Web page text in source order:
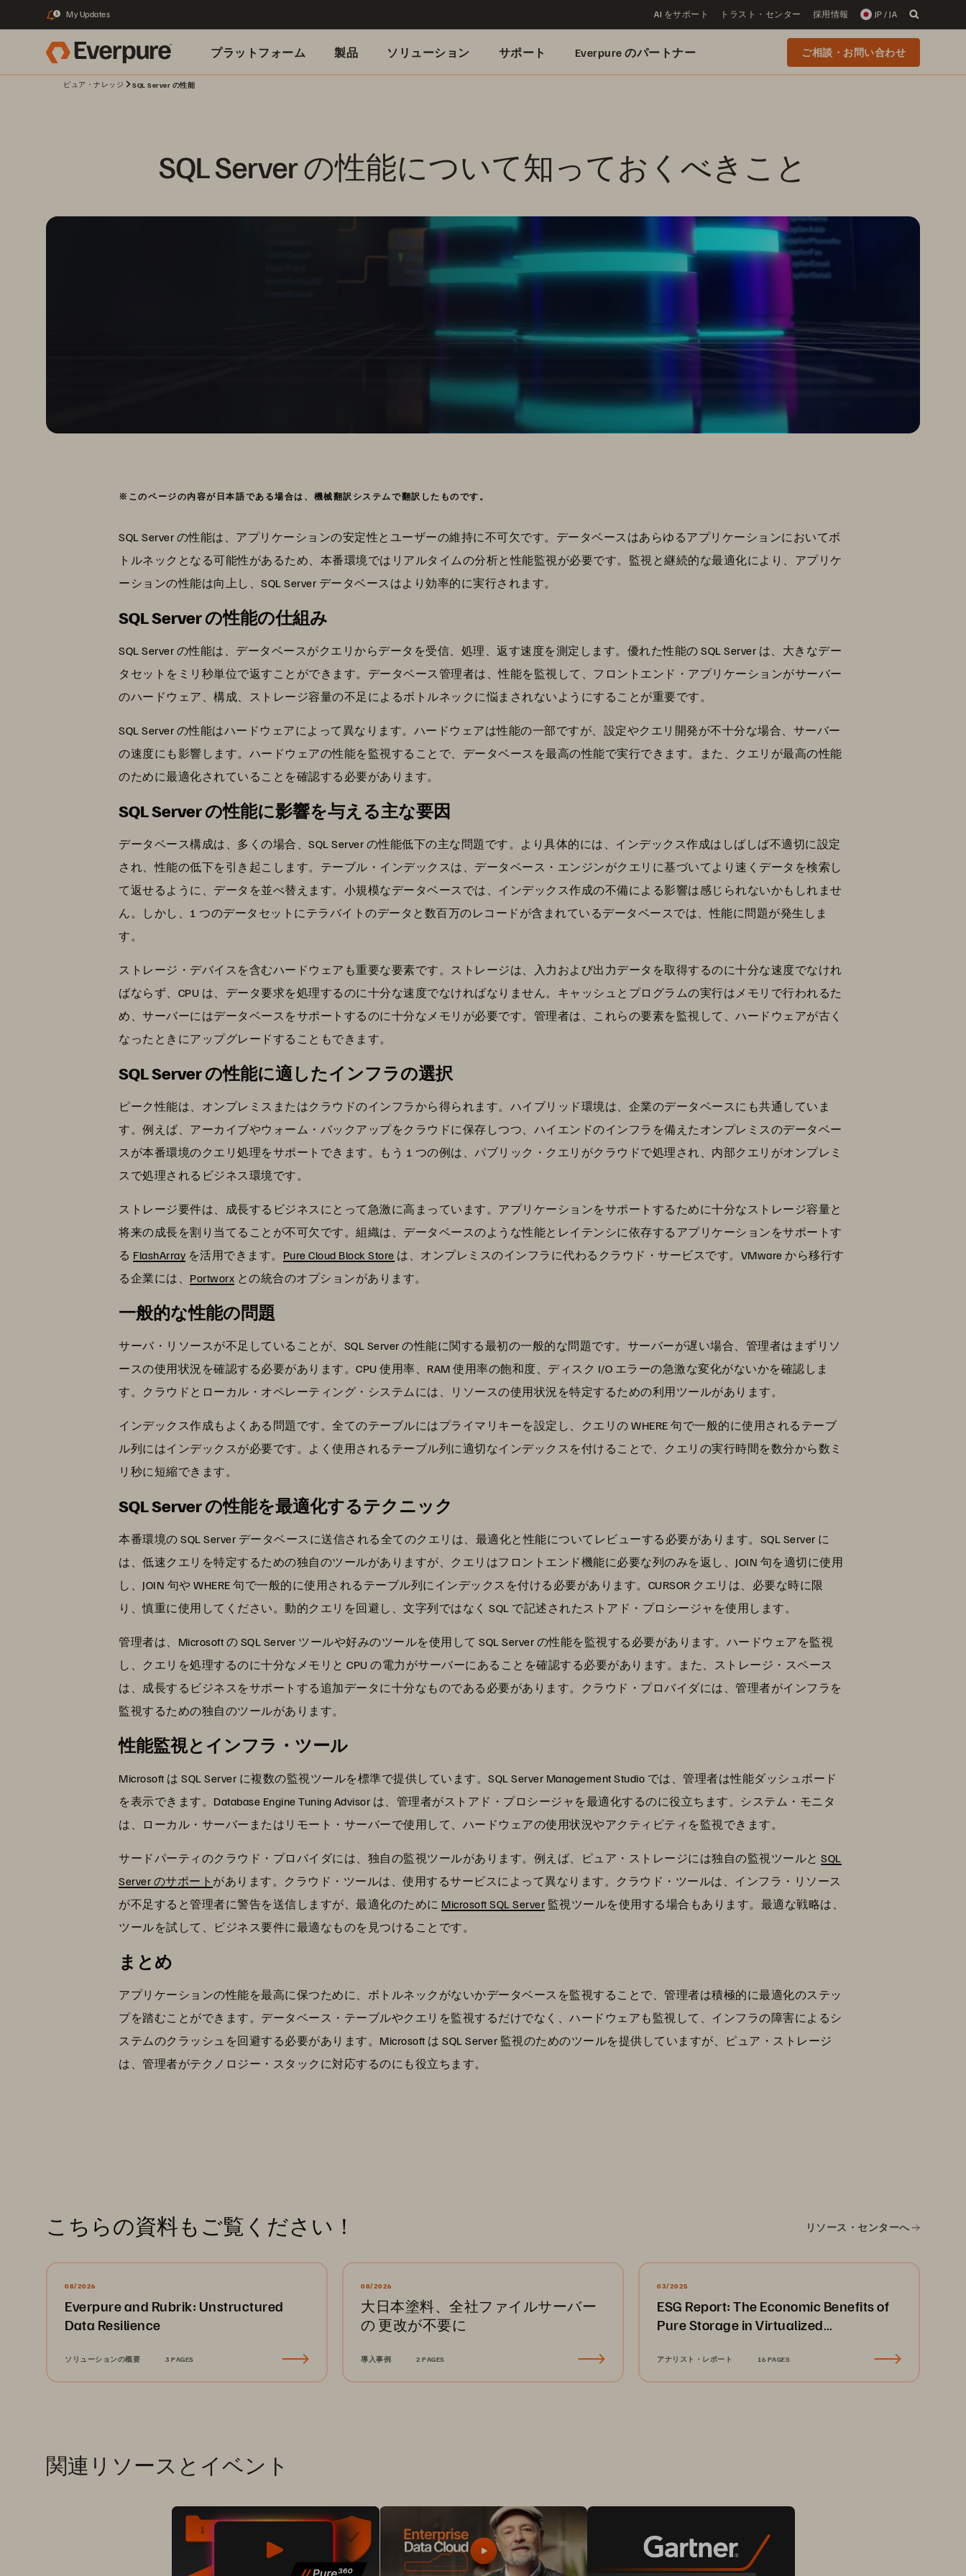
1 My Updates AI をサポート トラスト・センター 採用情報 JP / JA
プラットフォーム 製品 ソリューション サポート Everpure のパートナー ご相談・お問い合わせ
ピュア・ナレッジ SQL Server の性能
SQL Server の性能について知っておくべきこと
※このページの内容が日本語である場合は、機械翻訳システムで翻訳したものです。
SQL Server の性能は、アプリケーションの安定性とユーザーの維持に不可欠です。データベースはあらゆるアプリケーションにおいてボ
トルネックとなる可能性があるため、本番環境ではリアルタイムの分析と性能監視が必要です。監視と継続的な最適化により、アプリケ
ーションの性能は向上し、SQL Server データベースはより効率的に実行されます。
SQL Server の性能の仕組み
SQL Server の性能は、データベースがクエリからデータを受信、処理、返す速度を測定します。優れた性能の SQL Server は、大きなデー
タセットをミリ秒単位で返すことができます。データベース管理者は、性能を監視して、フロントエンド・アプリケーションがサーバー
のハードウェア、構成、ストレージ容量の不足によるボトルネックに悩まされないようにすることが重要です。
SQL Server の性能はハードウェアによって異なります。ハードウェアは性能の一部ですが、設定やクエリ開発が不十分な場合、サーバー
の速度にも影響します。ハードウェアの性能を監視することで、データベースを最高の性能で実行できます。また、クエリが最高の性能
のために最適化されていることを確認する必要があります。
SQL Server の性能に影響を与える主な要因
データベース構成は、多くの場合、SQL Server の性能低下の主な問題です。より具体的には、インデックス作成はしばしば不適切に設定
され、性能の低下を引き起こします。テーブル・インデックスは、データベース・エンジンがクエリに基づいてより速くデータを検索し
て返せるように、データを並べ替えます。小規模なデータベースでは、インデックス作成の不備による影響は感じられないかもしれませ
ん。しかし、1 つのデータセットにテラバイトのデータと数百万のレコードが含まれているデータベースでは、性能に問題が発生しま
す。
ストレージ・デバイスを含むハードウェアも重要な要素です。ストレージは、入力および出力データを取得するのに十分な速度でなけれ
ばならず、CPU は、データ要求を処理するのに十分な速度でなければなりません。キャッシュとプログラムの実行はメモリで行われるた
め、サーバーにはデータベースをサポートするのに十分なメモリが必要です。管理者は、これらの要素を監視して、ハードウェアが古く
なったときにアップグレードすることもできます。
SQL Server の性能に適したインフラの選択
ピーク性能は、オンプレミスまたはクラウドのインフラから得られます。ハイブリッド環境は、企業のデータベースにも共通していま
す。例えば、アーカイブやウォーム・バックアップをクラウドに保存しつつ、ハイエンドのインフラを備えたオンプレミスのデータベー
スが本番環境のクエリ処理をサポートできます。もう 1 つの例は、パブリック・クエリがクラウドで処理され、内部クエリがオンプレミ
スで処理されるビジネス環境です。
ストレージ要件は、成長するビジネスにとって急激に高まっています。アプリケーションをサポートするために十分なストレージ容量と
将来の成長を割り当てることが不可欠です。組織は、データベースのような性能とレイテンシに依存するアプリケーションをサポートす
る FlashArray を活用できます。 Pure Cloud Block Store は、オンプレミスのインフラに代わるクラウド・サービスです。VMware から移行す
る企業には、 Portworx との統合のオプションがあります。
一般的な性能の問題
サーバ・リソースが不足していることが、SQL Server の性能に関する最初の一般的な問題です。サーバーが遅い場合、管理者はまずリソ
ースの使用状況を確認する必要があります。CPU 使用率、RAM 使用率の飽和度、ディスク I/O エラーの急激な変化がないかを確認しま
す。クラウドとローカル・オペレーティング・システムには、リソースの使用状況を特定するための利用ツールがあります。
インデックス作成もよくある問題です。全てのテーブルにはプライマリキーを設定し、クエリの WHERE 句で一般的に使用されるテーブ
ル列にはインデックスが必要です。よく使用されるテーブル列に適切なインデックスを付けることで、クエリの実行時間を数分から数ミ
リ秒に短縮できます。
SQL Server の性能を最適化するテクニック
本番環境の SQL Server データベースに送信される全てのクエリは、最適化と性能についてレビューする必要があります。SQL Server に
は、低速クエリを特定するための独自のツールがありますが、クエリはフロントエンド機能に必要な列のみを返し、JOIN 句を適切に使用
し、JOIN 句や WHERE 句で一般的に使用されるテーブル列にインデックスを付ける必要があります。CURSOR クエリは、必要な時に限
り、慎重に使用してください。動的クエリを回避し、文字列ではなく SQL で記述されたストアド・プロシージャを使用します。
管理者は、Microsoft の SQL Server ツールや好みのツールを使用して SQL Server の性能を監視する必要があります。ハードウェアを監視
し、クエリを処理するのに十分なメモリと CPU の電力がサーバーにあることを確認する必要があります。また、ストレージ・スペース
は、成長するビジネスをサポートする追加データに十分なものである必要があります。クラウド・プロバイダには、管理者がインフラを
監視するための独自のツールがあります。
性能監視とインフラ・ツール
Microsoft は SQL Server に複数の監視ツールを標準で提供しています。SQL Server Management Studio では、管理者は性能ダッシュボード
を表示できます。Database Engine Tuning Advisor は、管理者がストアド・プロシージャを最適化するのに役立ちます。システム・モニタ
は、ローカル・サーバーまたはリモート・サーバーで使用して、ハードウェアの使用状況やアクティビティを監視できます。
サードパーティのクラウド・プロバイダには、独自の監視ツールがあります。例えば、ピュア・ストレージには独自の監視ツールとSQL
Server のサポート があります。クラウド・ツールは、使用するサービスによって異なります。クラウド・ツールは、インフラ・リソース
が不足すると管理者に警告を送信しますが、最適化のために Microsoft SQL Server 監視ツールを使用する場合もあります。最適な戦略は、
ツールを試して、ビジネス要件に最適なものを見つけることです。
まとめ
アプリケーションの性能を最高に保つために、ボトルネックがないかデータベースを監視することで、管理者は積極的に最適化のステッ
プを踏むことができます。データベース・テーブルやクエリを監視するだけでなく、ハードウェアも監視して、インフラの障害によるシ
ステムのクラッシュを回避する必要があります。Microsoft は SQL Server 監視のためのツールを提供していますが、ピュア・ストレージ
は、管理者がテクノロジー・スタックに対応するのにも役立ちます。
こちらの資料もご覧ください！ リソース・センターへ
08/2026
Everpure and Rubrik: Unstructured
Data Resilience
ソリューションの概要 3 PAGES
08/2026
大日本塗料、全社ファイルサーバー
の 更改が不要に
導入事例 2 PAGES
03/2025
ESG Report: The Economic Benefits of
Pure Storage in Virtualized
アナリスト・レポート 16 PAGES
関連リソースとイベント